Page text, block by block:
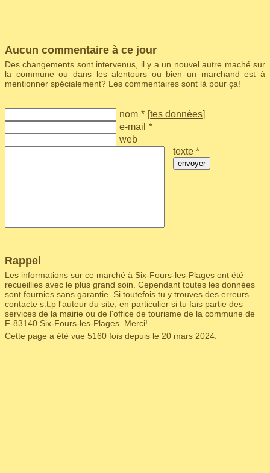
Aucun commentaire à ce jour
Des changements sont intervenus, il y a un nouvel autre maché sur
la commune ou dans les alentours ou bien un marchand est à
mentionner spécialement? Les commentaires sont là pour ça!
nom * [tes données]
e-mail *
web
texte *
envoyer
Rappel
Les informations sur ce marché à Six-Fours-les-Plages ont été
recueillies avec le plus grand soin. Cependant toutes les données
sont fournies sans garantie. Si toutefois tu y trouves des erreurs
contacte s.t.p l'auteur du site , en particulier si tu fais partie des
services de la mairie ou de l'office de tourisme de la commune de
F‑83140 Six-Fours-les-Plages. Merci!
Cette page a été vue 5160 fois depuis le 20 mars 2024.